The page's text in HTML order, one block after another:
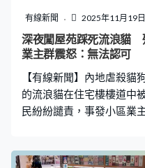
杯，主要顧客為追求新奇
了」的參觀者，親子家庭
就打退堂鼓」。至於客人
行。」 館長：蟑螂非害
有線新聞 2025年11月19日
深夜闖屋苑踩死流浪貓
業主群震怒：無法認可
【有線新聞】內地虐殺貓
的流浪貓在住宅樓樓道中
民紛紛譴責，事發小區業
「無法認可」。 性格非